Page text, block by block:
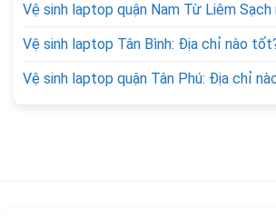
Vệ sinh laptop quận Nam Từ Liêm Sạch
Vệ sinh laptop Tân Bình: Địa chỉ nào
Vệ sinh laptop quận Tân Phú: Địa chỉ